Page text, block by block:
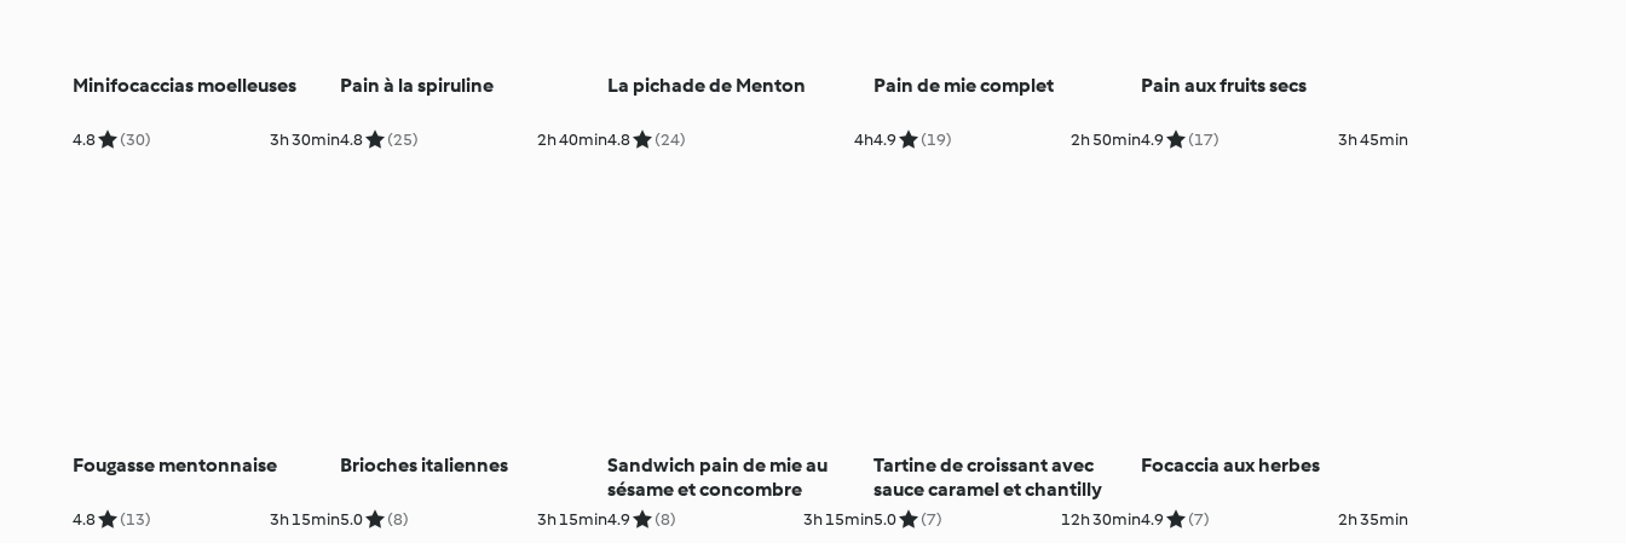
Minifocaccias moelleuses
4.8 (30) 3h 30min
Pain à la spiruline
4.8 (25) 2h 40min
La pichade de Menton
4.8 (24) 4h
Pain de mie complet
4.9 (19) 2h 50min
Pain aux fruits secs
4.9 (17) 3h 45min
Fougasse mentonnaise
4.8 (13) 3h 15min
Brioches italiennes
5.0 (8) 3h 15min
Sandwich pain de mie au
sésame et concombre
4.9 (8) 3h 15min
Tartine de croissant avec
sauce caramel et chantilly
5.0 (7) 12h 30min
Focaccia aux herbes
4.9 (7) 2h 35min